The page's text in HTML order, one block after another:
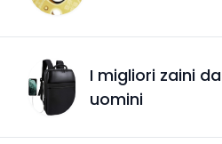
I migliori zaini
uomini